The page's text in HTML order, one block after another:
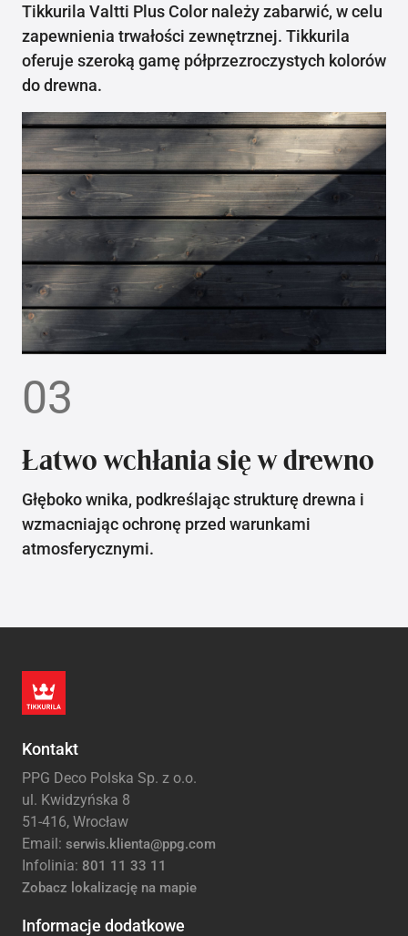
Tikkurila Valtti Plus Color należy zabarwić, w celu
zapewnienia trwałości zewnętrznej. Tikkurila
oferuje szeroką gamę półprzezroczystych kolorów
do drewna.
03
Łatwo wchłania się w drewno
Głęboko wnika, podkreślając strukturę drewna i
wzmacniając ochronę przed warunkami
atmosferycznymi.
Kontakt
PPG Deco Polska Sp. z o.o.
ul. Kwidzyńska 8
51-416, Wrocław
Email: serwis.klienta@ppg.com
Infolinia: 801 11 33 11
Zobacz lokalizację na mapie
Informacje dodatkowe